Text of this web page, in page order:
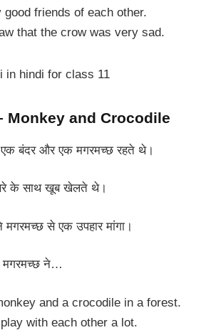
friends of each other.
that the crow was very sad.
Monkey and Crocodile
बंदर और एक मगरमच्छ रहते थे।
के साथ खूब खेलते थे।
से एक उपहार मांगा।
मगरमच्छ ने…
and a crocodile in a forest.
with each other a lot.